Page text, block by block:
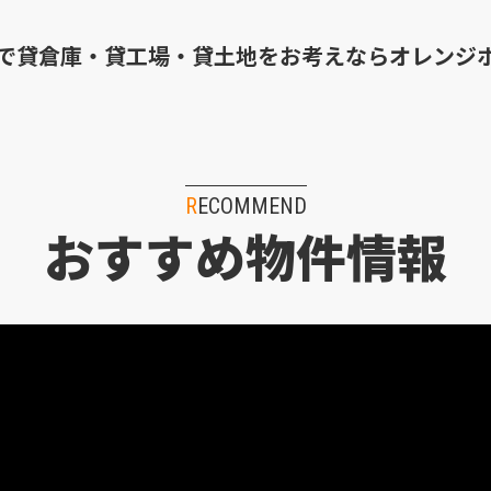
貸倉庫・貸工場・貸土地をお考えならオレンジ
RECOMMEND
おすすめ物件情報